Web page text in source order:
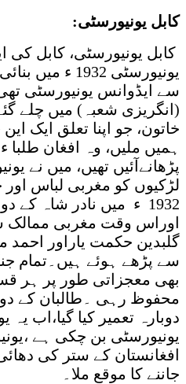
کابل یونیورسٹی:
کابل یونیورسٹی، کابل کی
سے ایڈوانس یونیورسٹی
(انگریزی شعبہ) میں چلے
خاتون، جو اپنا تعلق ایک
ہمیں ملیں، وہ افغان طلبا
پڑھانےآئیں تھیں، میں نے
لڑکیوں کو مغربی لباس اور
1932 ء میں نادر شاہ کے
اوراس وقت مغربی ممالک
گلبدین حکمت یاراور احمد
سے پڑھے ہوئے ہیں۔تمام
بھی معجزاتی طور پر ہر
محفوظ رہی ۔طالبان کے
دوبارہ تعمیر کیا گیا،اب
یونیورسٹی بن چکی ہے
افغانستان کے ستر کی
جاننے کا موقع ملا۔